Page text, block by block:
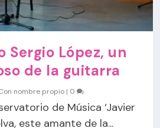
Sergio López, un
de la guitarra
nombre propio | 0
de Música ‘Javier
este amante de la...